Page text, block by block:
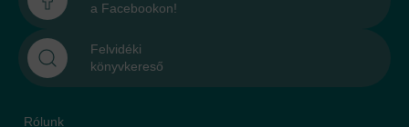
a Facebookon!
Felvidéki
könyvkereső
Rólunk